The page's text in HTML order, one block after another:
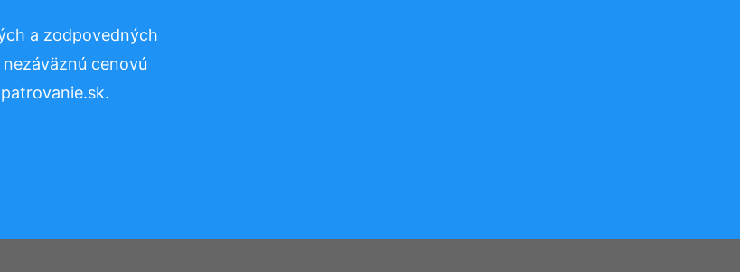
a zodpovedných
cenovú